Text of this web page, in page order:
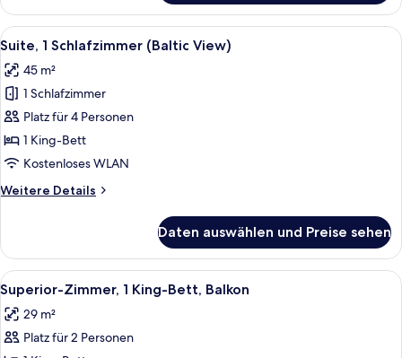
1
Schlafzimmer
Alle
Fotos
für
Suite,
1
Schlafzimmer
(Baltic
anzeigen
Ein Hotelzimmer mit einem Bett,
6
Suite, 1 Schlafzimmer (Baltic View)
45 m²
1 Schlafzimmer
Platz für 4 Personen
1 King-Bett
Kostenloses WLAN
Weitere Details
Weitere
1
Schlafzimmer
(Baltic
View)
Daten auswählen und Preise sehen
Alle
Fotos
für
Superior-
Ein Hotelzimmer mit einem großen
6
Superior-Zimmer, 1 King-Bett, Balkon
29 m²
Platz für 2 Personen